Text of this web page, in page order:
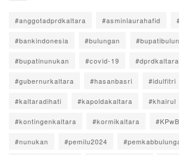
#anggotadprdkaltara #asminlaurahafid
#bankindonesia #bulungan
#bupatinunukan #covid-19 #dprdkaltara
#gubernurkaltara #hasanbasri #idulfitri
#kaltaradihati #kapoldakaltara #khairul
#kontingenkaltara #kormikaltara
#nunukan #pemilu2024